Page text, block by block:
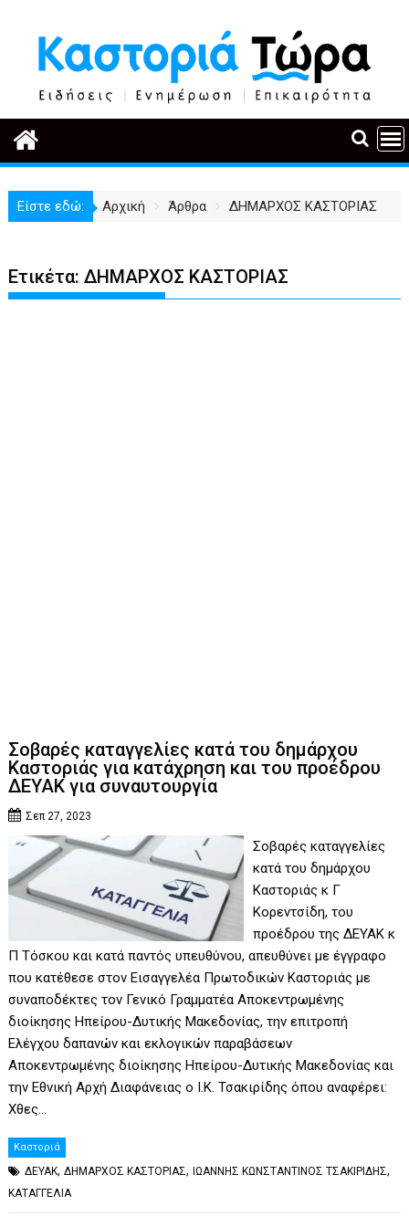
περιεχόμενο
Είστε εδώ: Αρχική Άρθρα ΔΗΜΑΡΧΟΣ ΚΑΣΤΟΡΙΑΣ
Ετικέτα:ΔΗΜΑΡΧΟΣ ΚΑΣΤΟΡΙΑΣ
Σοβαρές καταγγελίες κατά του δημάρχου
Καστοριάς για κατάχρηση και του προέδρου
ΔΕΥΑΚ για συναυτουργία
Σεπ 27, 2023
Σοβαρές καταγγελίες
κατά του δημάρχου
Καστοριάς κ Γ
Κορεντσίδη, του
προέδρου της ΔΕΥΑΚ κ
Π Τόσκου και κατά παντός υπευθύνου, απευθύνει με έγγραφο
που κατέθεσε στον Εισαγγελέα Πρωτοδικών Καστοριάς με
συναποδέκτες τον Γενικό Γραμματέα Αποκεντρωμένης
διοίκησης Ηπείρου-Δυτικής Μακεδονίας, την επιτροπή
Ελέγχου δαπανών και εκλογικών παραβάσεων
Αποκεντρωμένης διοίκησης Ηπείρου-Δυτικής Μακεδονίας και
την Εθνική Αρχή Διαφάνειας ο Ι.Κ. Τσακιρίδης όπου αναφέρει:
Χθες…
Καστοριά
ΔΕΥΑΚ,ΔΗΜΑΡΧΟΣ ΚΑΣΤΟΡΙΑΣ,ΙΩΑΝΝΗΣ ΚΩΝΣΤΑΝΤΙΝΟΣ ΤΣΑΚΙΡΙΔΗΣ,
ΚΑΤΑΓΓΕΛΙΑ